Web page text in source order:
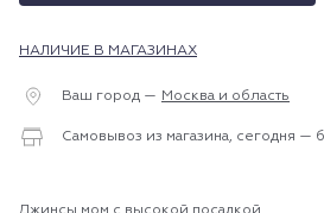
НАЛИЧИЕ В МАГАЗИНАХ
Ваш город — Москва и область
Самовывоз из магазина, сегодня —